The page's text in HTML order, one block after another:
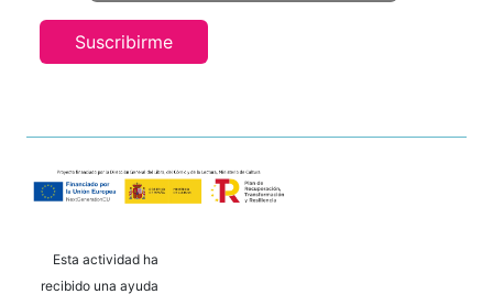
Suscribirme
Esta actividad ha
recibido una ayuda